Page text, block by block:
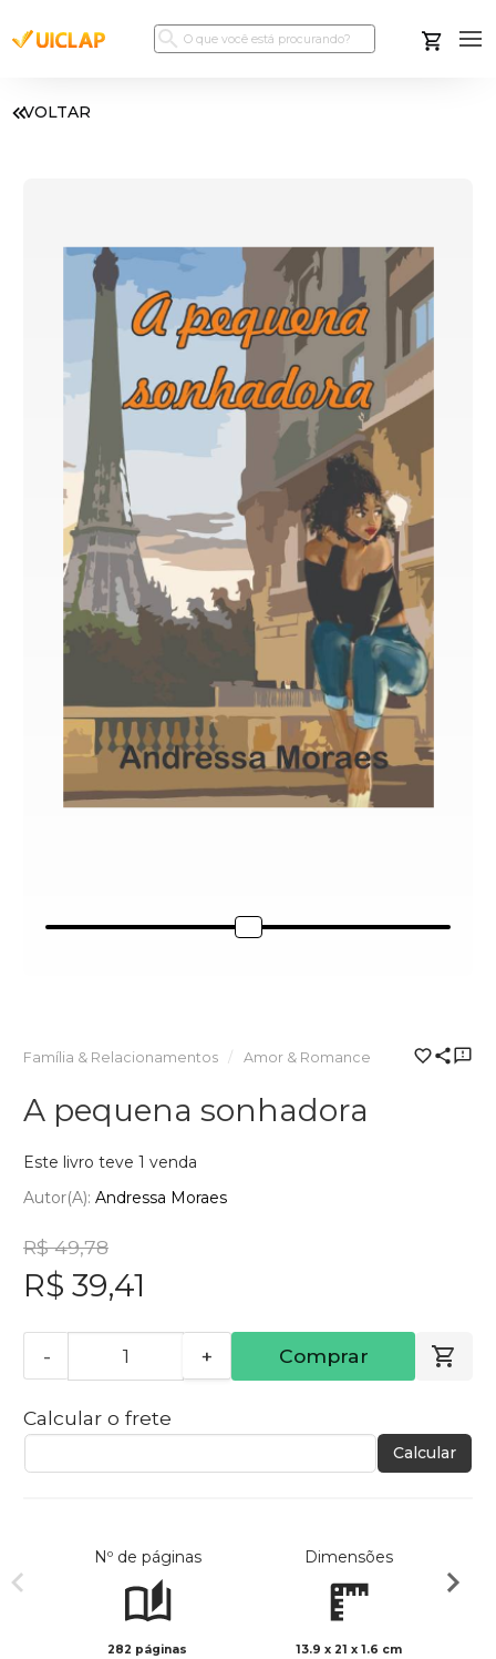
VOLTAR
Família & Relacionamentos Amor & Romance
A pequena sonhadora
Este livro teve 1 venda
Autor(a): Andressa Moraes
R$ 49,78
R$ 39,41
- + Comprar
Calcular o frete
Calcular
Nº de páginas
282 páginas
Dimensões
13.9 x 21 x 1.6 cm